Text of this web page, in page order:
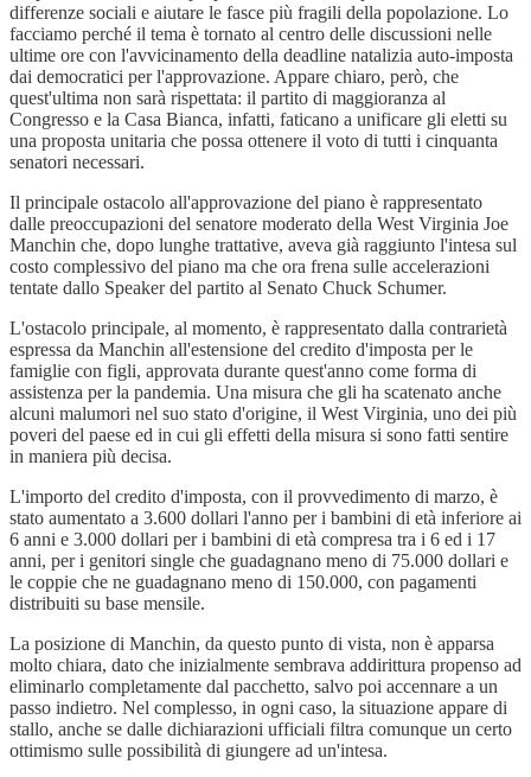
differenze sociali e aiutare le fasce più fragili della popolazione. Lo
facciamo perché il tema è tornato al centro delle discussioni nelle
ultime ore con l'avvicinamento della deadline natalizia auto-imposta
dai democratici per l'approvazione. Appare chiaro, però, che
quest'ultima non sarà rispettata: il partito di maggioranza al
Congresso e la Casa Bianca, infatti, faticano a unificare gli eletti su
una proposta unitaria che possa ottenere il voto di tutti i cinquanta
senatori necessari.
Il principale ostacolo all'approvazione del piano è rappresentato
dalle preoccupazioni del senatore moderato della West Virginia Joe
Manchin che, dopo lunghe trattative, aveva già raggiunto l'intesa sul
costo complessivo del piano ma che ora frena sulle accelerazioni
tentate dallo Speaker del partito al Senato Chuck Schumer.
L'ostacolo principale, al momento, è rappresentato dalla contrarietà
espressa da Manchin all'estensione del credito d'imposta per le
famiglie con figli, approvata durante quest'anno come forma di
assistenza per la pandemia. Una misura che gli ha scatenato anche
alcuni malumori nel suo stato d'origine, il West Virginia, uno dei più
poveri del paese ed in cui gli effetti della misura si sono fatti sentire
in maniera più decisa.
L'importo del credito d'imposta, con il provvedimento di marzo, è
stato aumentato a 3.600 dollari l'anno per i bambini di età inferiore ai
6 anni e 3.000 dollari per i bambini di età compresa tra i 6 ed i 17
anni, per i genitori single che guadagnano meno di 75.000 dollari e
le coppie che ne guadagnano meno di 150.000, con pagamenti
distribuiti su base mensile.
La posizione di Manchin, da questo punto di vista, non è apparsa
molto chiara, dato che inizialmente sembrava addirittura propenso ad
eliminarlo completamente dal pacchetto, salvo poi accennare a un
passo indietro. Nel complesso, in ogni caso, la situazione appare di
stallo, anche se dalle dichiarazioni ufficiali filtra comunque un certo
ottimismo sulle possibilità di giungere ad un'intesa.